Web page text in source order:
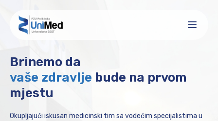
Brinemo da
vaše zdravlje bude na prvom
mjestu
Okupljajući iskusan medicinski tim sa vodećim specijalistima u